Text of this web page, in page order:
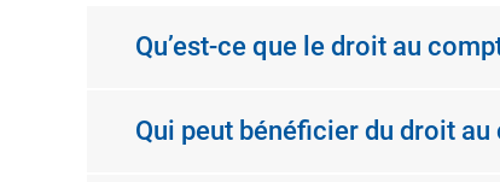
Qu’est-ce que le droit au
Qui peut bénéficier du droit au